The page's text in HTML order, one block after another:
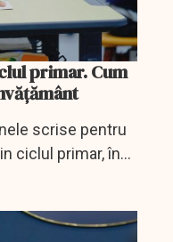
primar. Cum
scrise pentru
ciclul primar, în
asupra